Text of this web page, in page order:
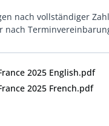
nach vollständiger
nach
2025 English.pdf
2025 French.pdf